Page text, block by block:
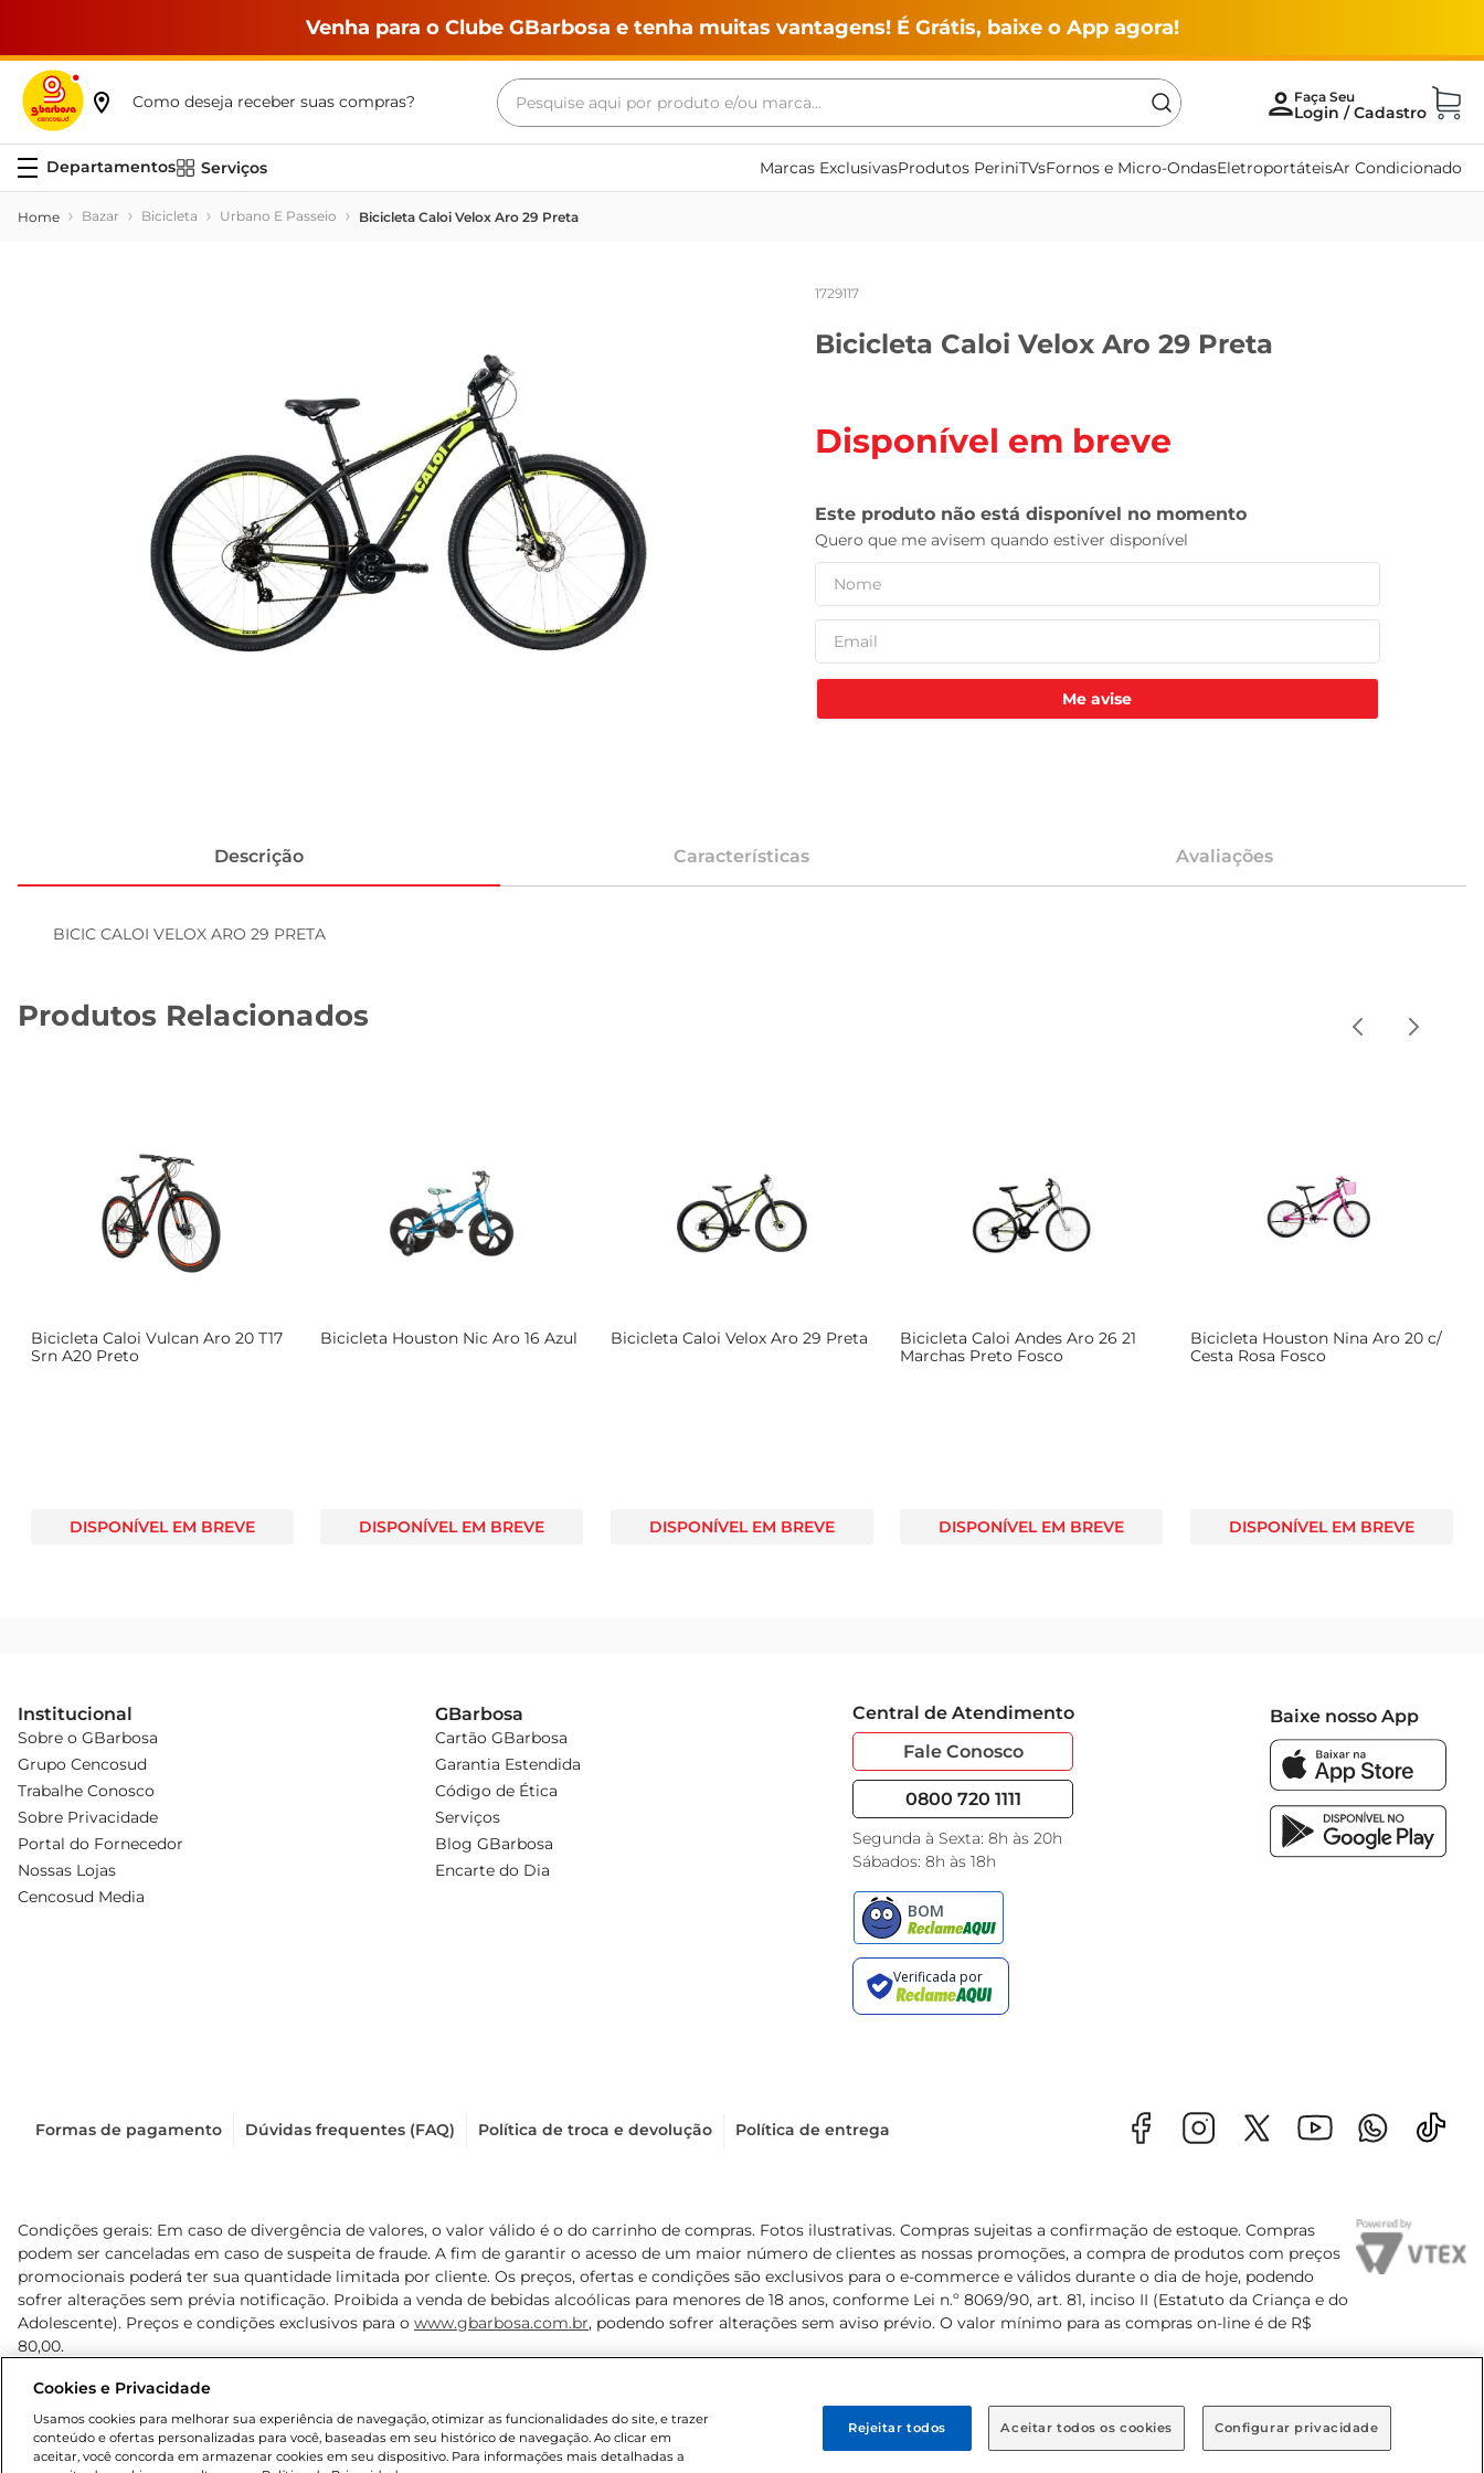
Venha para o Clube GBarbosa e tenha muitas vantagens! É Grátis, baixe o App agora!
Como deseja receber suas compras?
Pesquise aqui por produto e/ou marca...
Serviços Marcas ExclusivasProdutos PeriniTVsFornos e Micro-OndasEletroportáteisAr Condicionado
Bazar Bicicleta Urbano E Passeio Bicicleta Caloi Velox Aro 29 Preta
1729117
Bicicleta Caloi Velox Aro 29 Preta
Disponível em breve
Me avise
Descrição Características Avaliações
BICIC CALOI VELOX ARO 29 PRETA
Produtos Relacionados
Bicicleta Caloi Vulcan Aro 20 T17
Srn A20 Preto
DISPONÍVEL EM BREVE
Bicicleta Houston Nic Aro 16 Azul
DISPONÍVEL EM BREVE
Bicicleta Caloi Velox Aro 29 Preta
DISPONÍVEL EM BREVE
Bicicleta Caloi Andes Aro 26 21
Marchas Preto Fosco
DISPONÍVEL EM BREVE
Bicicleta Houston Nina Aro 20 c/
Cesta Rosa Fosco
DISPONÍVEL EM BREVE
Institucional
Sobre o GBarbosa
Grupo Cencosud
Trabalhe Conosco
Sobre Privacidade
Portal do Fornecedor
Nossas Lojas
Cencosud Media
GBarbosa
Cartão GBarbosa
Garantia Estendida
Código de Ética
Serviços
Blog GBarbosa
Encarte do Dia
Central de Atendimento
Fale Conosco
0800 720 1111
Segunda à Sexta: 8h às 20h
Sábados: 8h às 18h
Baixe nosso App
Formas de pagamento Dúvidas frequentes (FAQ) Política de troca e devolução Política de entrega
Condições gerais: Em caso de divergência de valores, o valor válido é o do carrinho de compras. Fotos ilustrativas. Compras sujeitas a confirmação de estoque. Compras
podem ser canceladas em caso de suspeita de fraude. A fim de garantir o acesso de um maior número de clientes as nossas promoções, a compra de produtos com preços
promocionais poderá ter sua quantidade limitada por cliente. Os preços, ofertas e condições são exclusivos para o e-commerce e válidos durante o dia de hoje, podendo
sofrer alterações sem prévia notificação. Proibida a venda de bebidas alcoólicas para menores de 18 anos, conforme Lei n.º 8069/90, art. 81, inciso II (Estatuto da Criança e do
Adolescente). Preços e condições exclusivos para o www.gbarbosa.com.br, podendo sofrer alterações sem aviso prévio. O valor mínimo para as compras on-line é de R$
80,00.
Termos mais buscados
maquina lavar
leite
tv
leite pó
Cookies e Privacidade
Usamos cookies para melhorar sua experiência de navegação, otimizar as funcionalidades do site, e trazer
conteúdo e ofertas personalizadas para você, baseadas em seu histórico de navegação. Ao clicar em
aceitar, você concorda em armazenar cookies em seu dispositivo. Para informações mais detalhadas a
Configurar privacidade
Rejeitar todos Aceitar todos os cookies